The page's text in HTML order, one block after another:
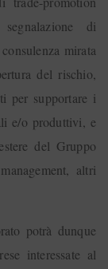
di
mirata
del rischio,
per supportare i
e/o produttivi, e
del Gruppo
altri
potrà dunque
interessate al